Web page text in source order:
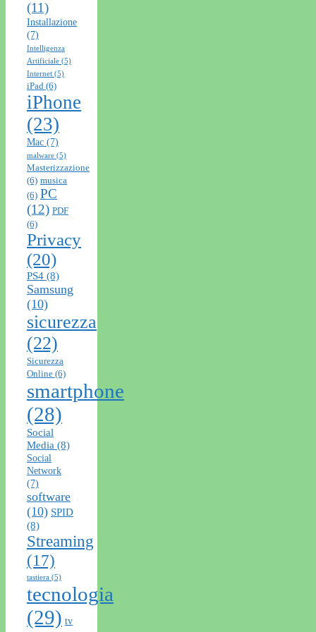
(11)
Installazione
(7)
Intelligenza
Artificiale (5)
Internet (5)
iPad (6)
iPhone
(23)
Mac (7)
malware (5)
Masterizzazione
(6) musica
(6) PC
(12) PDF
(6)
Privacy
(20)
PS4 (8)
Samsung
(10)
sicurezza
(22)
Sicurezza
Online (6)
smartphone
(28)
Social
Media (8)
Social
Network
(7)
software
(10) SPID
(8)
Streaming
(17)
tastiera (5)
tecnologia
(29) tv